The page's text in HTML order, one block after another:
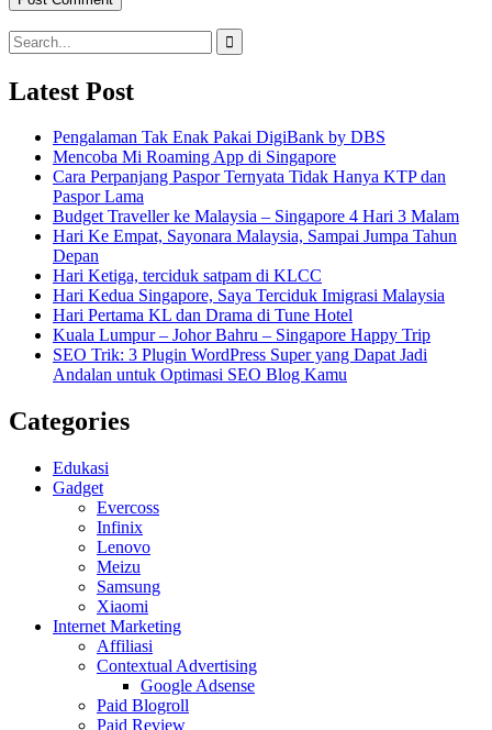
Search
for:
Latest Post
Pengalaman Tak Enak Pakai DigiBank by DBS
Mencoba Mi Roaming App di Singapore
Cara Perpanjang Paspor Ternyata Tidak Hanya KTP dan
Paspor Lama
Budget Traveller ke Malaysia – Singapore 4 Hari 3 Malam
Hari Ke Empat, Sayonara Malaysia, Sampai Jumpa Tahun
Depan
Hari Ketiga, terciduk satpam di KLCC
Hari Kedua Singapore, Saya Terciduk Imigrasi Malaysia
Hari Pertama KL dan Drama di Tune Hotel
Kuala Lumpur – Johor Bahru – Singapore Happy Trip
SEO Trik: 3 Plugin WordPress Super yang Dapat Jadi
Andalan untuk Optimasi SEO Blog Kamu
Categories
Edukasi
Gadget
Evercoss
Infinix
Lenovo
Meizu
Samsung
Xiaomi
Internet Marketing
Affiliasi
Contextual Advertising
Google Adsense
Paid Blogroll
Paid Review